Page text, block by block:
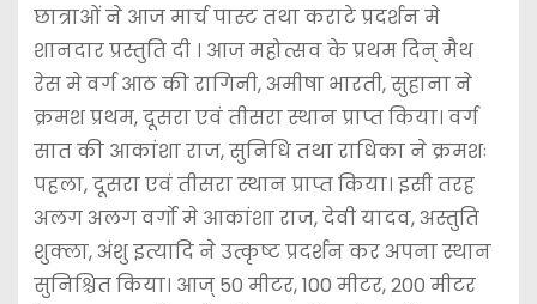
छात्राओं ने आज मार्च पास्ट तथा कराटे प्रदर्शन मे
शानदार प्रस्तुति दी । आज महोत्सव के प्रथम दिन् मैथ
रेस मे वर्ग आठ की रागिनी, अमीषा भारती, सुहाना ने
क्रमश प्रथम, दूसरा एवं तीसरा स्थान प्राप्त किया। वर्ग
सात की आकांशा राज, सुनिधि तथा राधिका ने क्रमशः
पहला, दूसरा एवं तीसरा स्थान प्राप्त किया। इसी तरह
अलग अलग वर्गो मे आकांशा राज, देवी यादव, अस्तुति
शुक्ला, अंशु इत्यादि ने उत्कृष्ट प्रदर्शन कर अपना स्थान
सुनिश्चित किया। आज् 50 मीटर, 100 मीटर, 200 मीटर